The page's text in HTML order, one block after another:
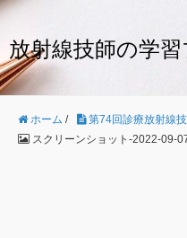
放射線技師の学
ホーム / 第74回診療放射線
スクリーンショット-2022-09-